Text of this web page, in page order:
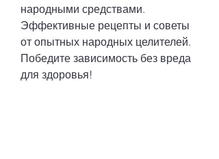
народными средствами.
Эффективные рецепты и советы
от опытных народных целителей.
Победите зависимость без вреда
для здоровья!